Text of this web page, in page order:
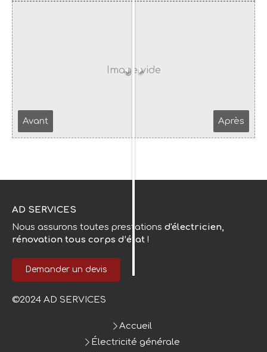
Avant Après
AD SERVICES
Nous assurons toutes prestations d'électricien,
rénovation tous corps d’état !
Demander un devis
©2024 AD SERVICES
Accueil
Électricité générale